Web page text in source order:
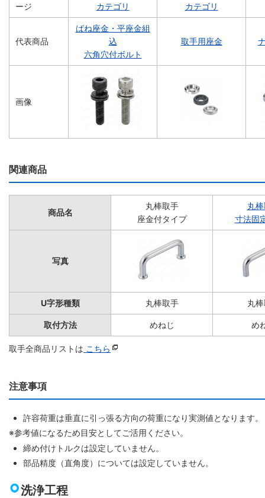
ージ
カテゴリ
カテゴリ
代表商品
ばね座金・平座金組
込
六角穴付ボルト
取手用座金
画像
関連商品
商品名
丸棒取手
座金付タイプ
丸
寸法固
写真
U字形種類 丸棒取手 丸
取付方法 めねじ め
取手全商品リストは こちら
注意事項
許容荷重は垂直に引っ張る方向の荷重になり実測値となります。
※参考値になるため目安としてご活用ください。
締め付けトルクは設定していません。
部品精度（直角度）については設定していません。
洗浄工程